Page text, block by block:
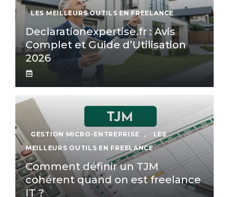
LES MEILLEURS OUTILS EN FREELANCE
Declarationexpertise.fr : Avis
Complet et Guide d’Utilisation
2026
GESTION MICRO-ENTREPRISE ,
LES
MEILLEURS OUTILS EN FREELANCE
Comment définir un TJM
cohérent quand on est freelance
IT ?